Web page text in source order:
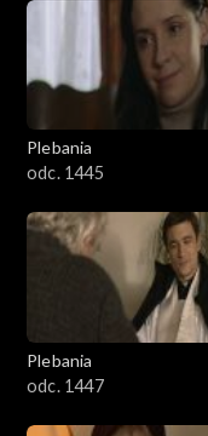
Plebania
odc. 1445
Plebania
odc. 1447